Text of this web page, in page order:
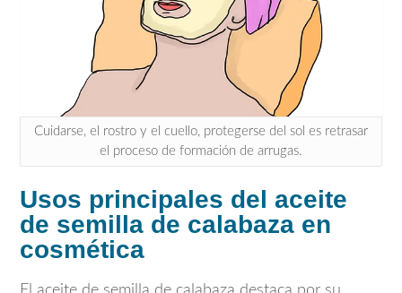
Cuidarse, el rostro y el cuello, protegerse del sol es retrasar
el proceso de formación de arrugas.
Usos principales del aceite
de semilla de calabaza en
cosmética